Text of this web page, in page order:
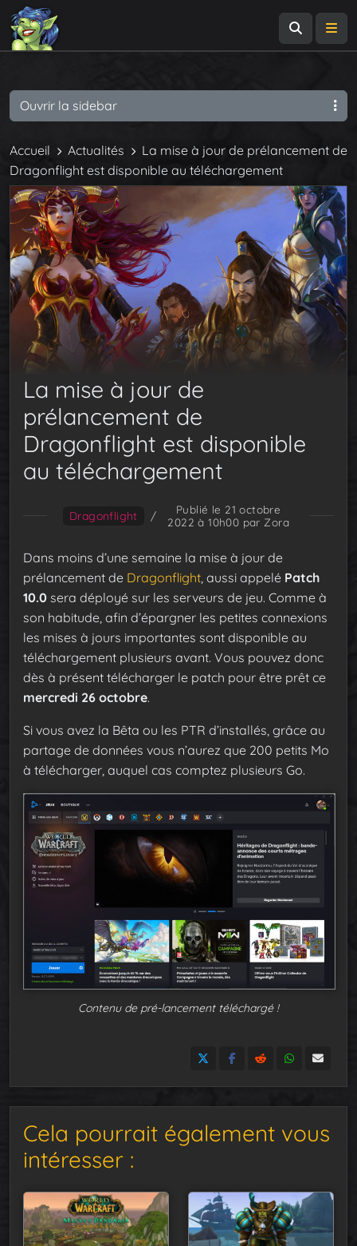
Accueil Actualités
La mise à jour de prélancement de
Dragonflight est disponible au téléchargement
La mise à jour de
prélancement de
Dragonflight est disponible
au téléchargement
Dragonflight /
Publié le 21 octobre
2022 à 10h00 par Zora
Dans moins d’une semaine la mise à jour de
prélancement de Dragonflight , aussi appelé Patch
10.0 sera déployé sur les serveurs de jeu. Comme à
son habitude, afin d’épargner les petites connexions
les mises à jours importantes sont disponible au
téléchargement plusieurs avant. Vous pouvez donc
dès à présent télécharger le patch pour être prêt ce
mercredi 26 octobre.
Si vous avez la Bêta ou les PTR d’installés, grâce au
partage de données vous n’aurez que 200 petits Mo
à télécharger, auquel cas comptez plusieurs Go.
Contenu de pré-lancement téléchargé !
Cela pourrait également vous
intéresser :
Ouvrir la sidebar